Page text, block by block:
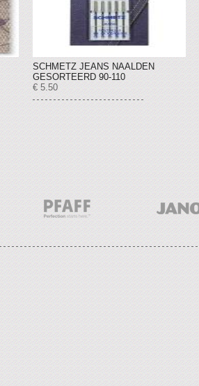
SCHMETZ JEANS NAALDEN
GESORTEERD 90-110
€ 5.50